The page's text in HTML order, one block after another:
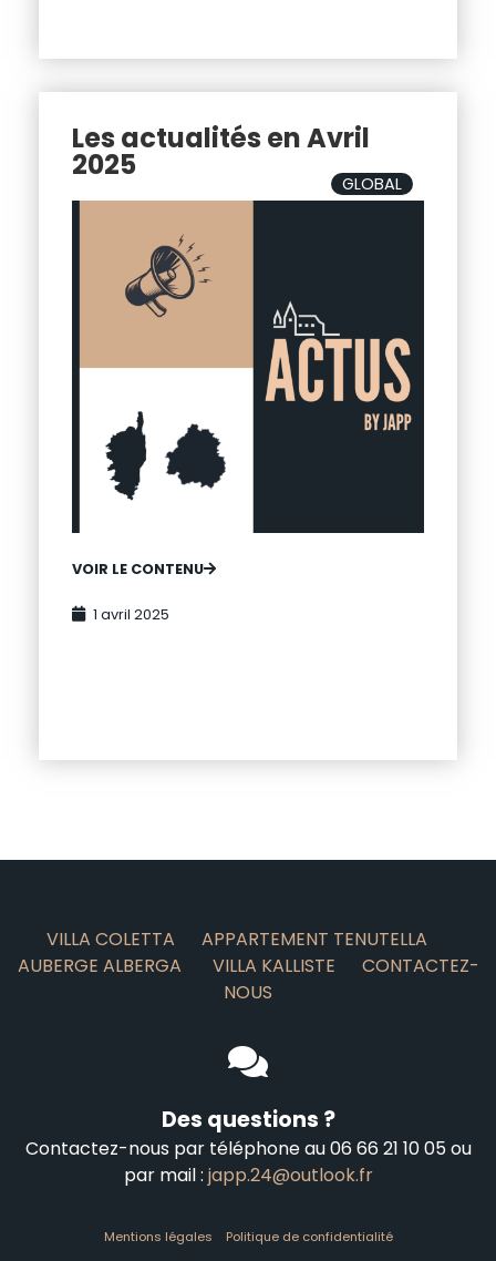
GLOBAL
Les actualités en Avril
2025
VOIR LE CONTENU
1 avril 2025
VILLA COLETTA
APPARTEMENT TENUTELLA
AUBERGE ALBERGA
VILLA KALLISTE
CONTACTEZ-
NOUS
Des questions ?
Contactez-nous par téléphone au 06 66 21 10 05 ou
par mail : japp.24@outlook.fr
Mentions légales Politique de confidentialité